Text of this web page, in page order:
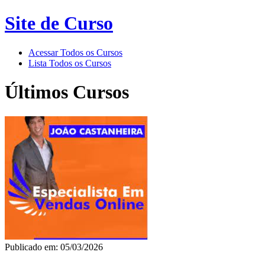
Site de Curso
Acessar Todos os Cursos
Lista Todos os Cursos
Últimos Cursos
Publicado em: 05/03/2026